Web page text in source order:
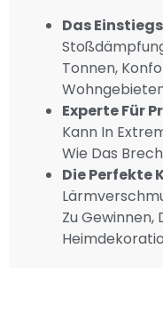
Das
Tonnen,
Experte Für
Kann In
Wie Das
Die Perfekte
Zu